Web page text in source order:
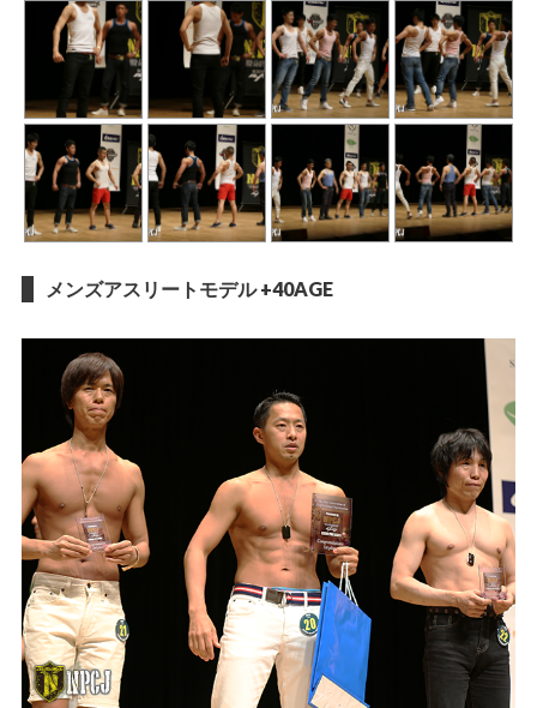
メンズアスリートモデル +40AGE